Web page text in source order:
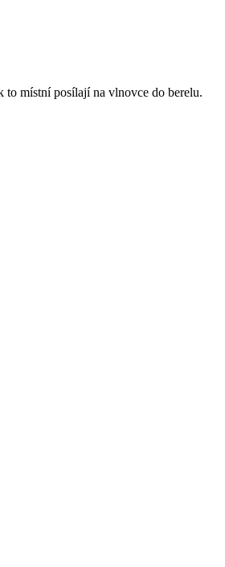
to místní posílají na vlnovce do berelu.